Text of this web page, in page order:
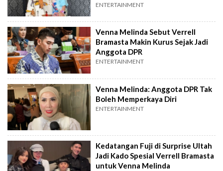
ENTERTAINMENT
Venna Melinda Sebut Verrell
Bramasta Makin Kurus Sejak Jadi
Anggota DPR
ENTERTAINMENT
Venna Melinda: Anggota DPR Tak
Boleh Memperkaya Diri
ENTERTAINMENT
Kedatangan Fuji di Surprise Ultah
Jadi Kado Spesial Verrell Bramasta
untuk Venna Melinda